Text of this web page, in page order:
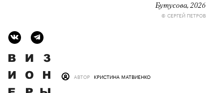
Бутусова, 2026
© СЕРГЕЙ ПЕТРОВ
АВТОР КРИСТИНА МАТВИЕНКО